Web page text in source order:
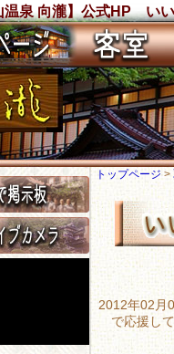
温泉 向瀧】公式HP
トップページ>
2012年02月
で応援して